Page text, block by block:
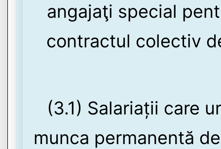
angajaţi special
contractul colectiv
(3.1) Salariații care
munca permanentă